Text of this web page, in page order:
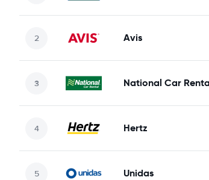
Avis
National Car
Hertz
Unidas